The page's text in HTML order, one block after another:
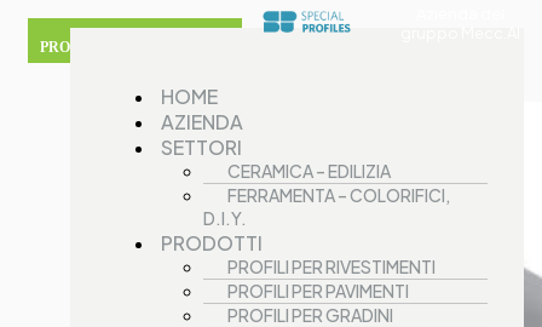
HOME
AZIENDA
SETTORI
CERAMICA – EDILIZIA
FERRAMENTA – COLORIFICI,
D.I.Y.
PRODOTTI
PROFILI PER RIVESTIMENTI
PROFILI PER PAVIMENTI
PROFILI PER GRADINI
PROFILI PER BATTISCOPA